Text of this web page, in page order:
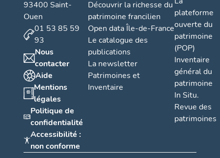
93400 Saint-
Ouen
01 53 85 59
93
Nous
contacter
Aide
Mentions
légales
Politique de
confidentialité
Accessibilité :
non conforme
Découvrir la richesse du
patrimoine francilien
Open data Île-de-France
Le catalogue des
publications
La newsletter
Patrimoines et
Inventaire
plateforme
ouverte du
patrimoine
(POP)
Inventaire
général du
patrimoine
In Situ.
Revue des
patrimoines